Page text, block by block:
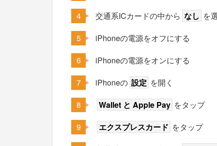
交通系ICカードの中から なし を
iPhoneの電源をオフにする
iPhoneの電源をオンにする
iPhoneの 設定 を開く
Wallet と Apple Pay をタップ
エクスプレスカード をタップ